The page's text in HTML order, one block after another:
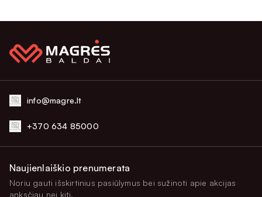
info@magre.lt
+370 634 85000
Naujienlaiškio prenumerata
Noriu gauti išskirtinius pasiūlymus bei sužinoti apie akcijas
anksčiau nei kiti.